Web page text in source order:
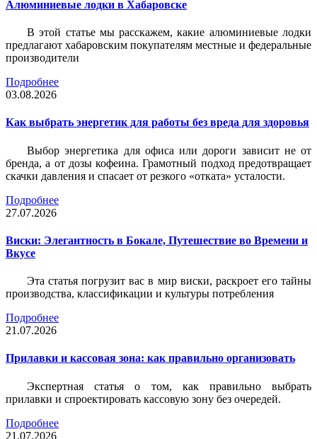
Алюминиевые лодки в Хабаровске
В этой статье мы расскажем, какие алюминиевые лодки
предлагают хабаровским покупателям местные и федеральные
производители
Подробнее
03.08.2026
Как выбрать энергетик для работы без вреда для здоровья
Выбор энергетика для офиса или дороги зависит не от
бренда, а от дозы кофеина. Грамотный подход предотвращает
скачки давления и спасает от резкого «отката» усталости.
Подробнее
27.07.2026
Виски: Элегантность в Бокале, Путешествие во Времени и
Вкусе
Эта статья погрузит вас в мир виски, раскроет его тайны
производства, классификации и культуры потребления
Подробнее
21.07.2026
Прилавки и кассовая зона: как правильно организовать
Экспертная статья о том, как правильно выбрать
прилавки и спроектировать кассовую зону без очередей.
Подробнее
21.07.2026